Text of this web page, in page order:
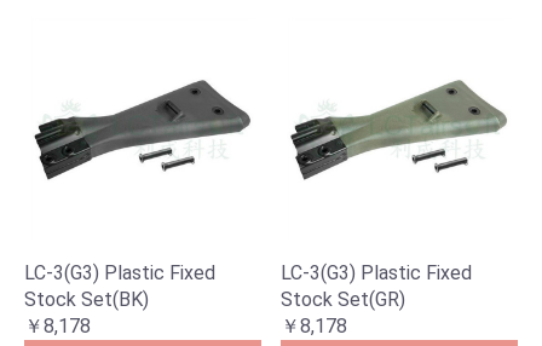
LC-3(G3) Plastic Fixed
Stock Set(BK)
￥8,178
LC-3(G3) Plastic Fixed
Stock Set(GR)
￥8,178